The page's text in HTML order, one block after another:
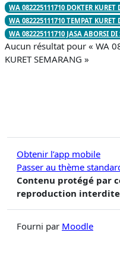
WA 082225111710 DOKTER KURET
WA 082225111710 TEMPAT KURET
WA 082225111710 JASA ABORSI DI
Aucun résultat pour « WA
KURET SEMARANG »
Obtenir l’app mobile
Passer au thème
Contenu protégé par
reproduction interdite
Fourni par Moodle